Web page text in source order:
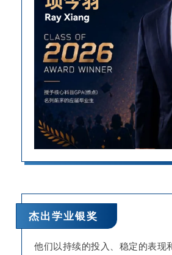
杰出学业银奖
他们以持续的投入、稳定的表现